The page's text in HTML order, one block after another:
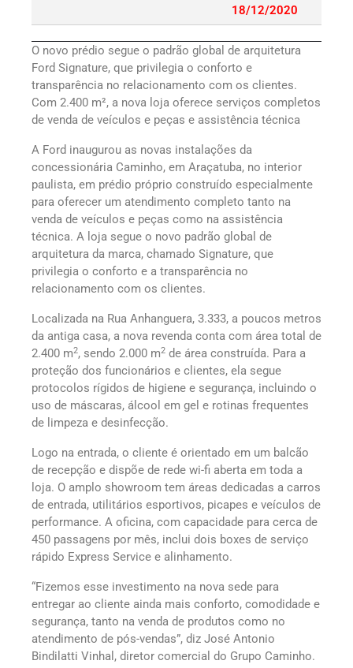
18/12/2020
O novo prédio segue o padrão global de arquitetura
Ford Signature, que privilegia o conforto e
transparência no relacionamento com os clientes.
Com 2.400 m², a nova loja oferece serviços completos
de venda de veículos e peças e assistência técnica
A Ford inaugurou as novas instalações da
concessionária Caminho, em Araçatuba, no interior
paulista, em prédio próprio construído especialmente
para oferecer um atendimento completo tanto na
venda de veículos e peças como na assistência
técnica. A loja segue o novo padrão global de
arquitetura da marca, chamado Signature, que
privilegia o conforto e a transparência no
relacionamento com os clientes.
Localizada na Rua Anhanguera, 3.333, a poucos metros
da antiga casa, a nova revenda conta com área total de
2.400 m2, sendo 2.000 m2 de área construída. Para a
proteção dos funcionários e clientes, ela segue
protocolos rígidos de higiene e segurança, incluindo o
uso de máscaras, álcool em gel e rotinas frequentes
de limpeza e desinfecção.
Logo na entrada, o cliente é orientado em um balcão
de recepção e dispõe de rede wi-fi aberta em toda a
loja. O amplo showroom tem áreas dedicadas a carros
de entrada, utilitários esportivos, picapes e veículos de
performance. A oficina, com capacidade para cerca de
450 passagens por mês, inclui dois boxes de serviço
rápido Express Service e alinhamento.
“Fizemos esse investimento na nova sede para
entregar ao cliente ainda mais conforto, comodidade e
segurança, tanto na venda de produtos como no
atendimento de pós-vendas”, diz José Antonio
Bindilatti Vinhal, diretor comercial do Grupo Caminho.